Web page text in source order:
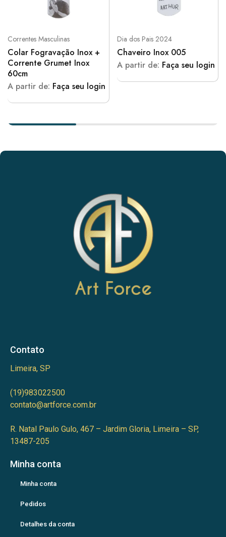
Correntes Masculinas
Colar Fogravação Inox +
Corrente Grumet Inox
60cm
A partir de: Faça seu login
Dia dos Pais 2024
Chaveiro Inox 005
A partir de: Faça seu login
Contato
Limeira, SP
(19)983022500
contato@artforce.com.br
R. Natal Paulo Gulo, 467 – Jardim Gloria, Limeira – SP,
13487-205
Minha conta
Minha conta
Pedidos
Detalhes da conta